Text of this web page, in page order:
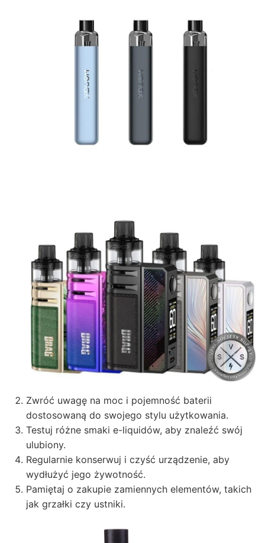
Zwróć uwagę na moc i pojemność baterii
dostosowaną do swojego stylu użytkowania.
Testuj różne smaki e-liquidów, aby znaleźć swój
ulubiony.
Regularnie konserwuj i czyść urządzenie, aby
wydłużyć jego żywotność.
Pamiętaj o zakupie zamiennych elementów, takich
jak grzałki czy ustniki.